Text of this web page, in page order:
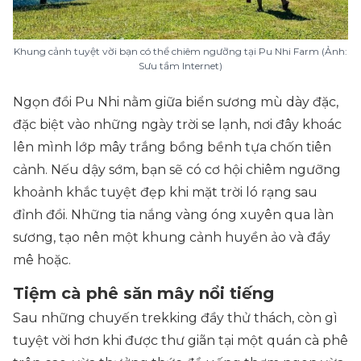
Khung cảnh tuyệt vời bạn có thể chiêm ngưỡng tại Pu Nhi Farm (Ảnh:
Sưu tầm Internet)
Ngọn đồi Pu Nhi nằm giữa biển sương mù dày đặc,
đặc biệt vào những ngày trời se lạnh, nơi đây khoác
lên mình lớp mây trắng bồng bềnh tựa chốn tiên
cảnh. Nếu dậy sớm, bạn sẽ có cơ hội chiêm ngưỡng
khoảnh khắc tuyệt đẹp khi mặt trời ló rạng sau
đỉnh đồi. Những tia nắng vàng óng xuyên qua làn
sương, tạo nên một khung cảnh huyền ảo và đầy
mê hoặc.
Tiệm cà phê săn mây nổi tiếng
Sau những chuyến trekking đầy thử thách, còn gì
tuyệt vời hơn khi được thư giãn tại một quán cà phê